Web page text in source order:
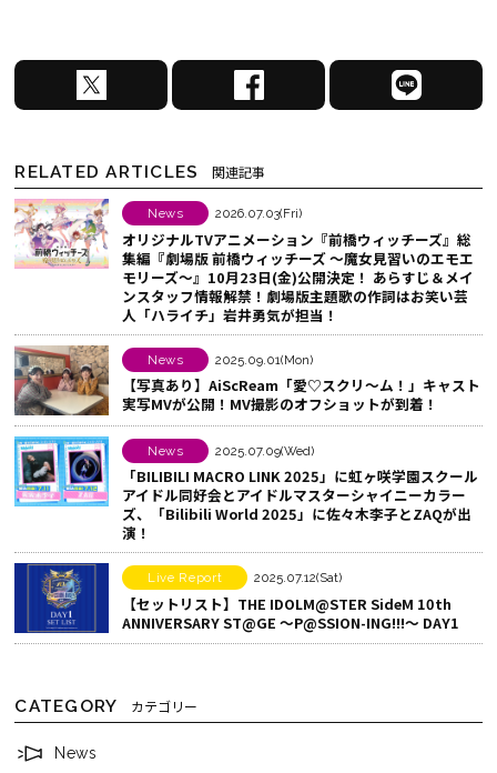
X
で
ア
す
る
F
a
b
o
o
k
で
シ
ェ
ア
す
L
I
ェ
ア
す
る
RELATED ARTICLES 関連記事
News 2026.07.03(Fri)
オリジナルTVアニメーション『前橋ウィッチーズ』総
集編『劇場版 前橋ウィッチーズ ～魔女見習いのエモエ
モリーズ～』10月23日(金)公開決定！ あらすじ＆メイ
ンスタッフ情報解禁！劇場版主題歌の作詞はお笑い芸
人「ハライチ」岩井勇気が担当！
News 2025.09.01(Mon)
【写真あり】AiScReam「愛♡スクリ～ム！」キャスト
実写MVが公開！MV撮影のオフショットが到着！
News 2025.07.09(Wed)
「BILIBILI MACRO LINK 2025」に虹ヶ咲学園スクール
アイドル同好会とアイドルマスターシャイニーカラー
ズ、「Bilibili World 2025」に佐々木李子とZAQが出
演！
Live Report 2025.07.12(Sat)
【セットリスト】THE IDOLM@STER SideM 10th
ANNIVERSARY ST@GE ～P@SSION-ING!!!～ DAY1
CATEGORY カテゴリー
News